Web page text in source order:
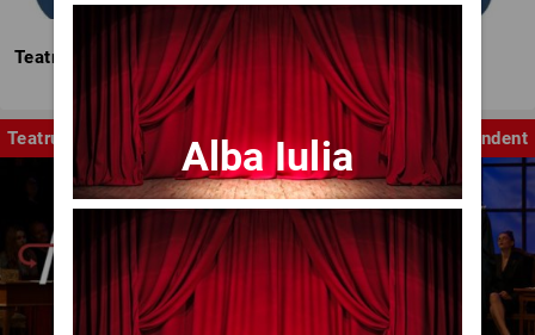
Teatrul Mic - Stagiunea 2025-2026
Teatru Independent
Alba Iulia